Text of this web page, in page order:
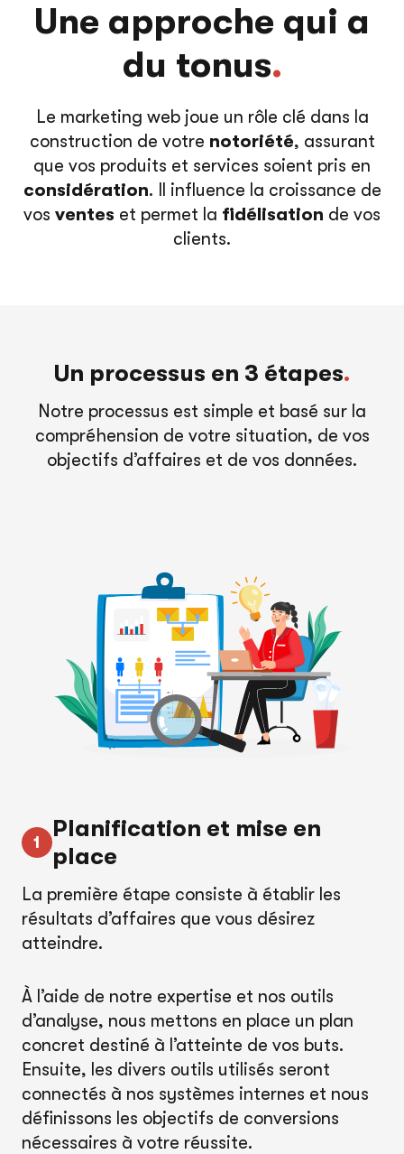
Une approche qui a
du tonus.
Le marketing web joue un rôle clé dans la
construction de votre notoriété, assurant
que vos produits et services soient pris en
considération. Il influence la croissance de
vos ventes et permet la fidélisation de vos
clients.
Un processus en 3 étapes.
Notre processus est simple et basé sur la
compréhension de votre situation, de vos
objectifs d’affaires et de vos données.
Planification et mise en
place
La première étape consiste à établir les
résultats d’affaires que vous désirez
atteindre.
À l’aide de notre expertise et nos outils
d’analyse, nous mettons en place un plan
concret destiné à l’atteinte de vos buts.
Ensuite, les divers outils utilisés seront
connectés à nos systèmes internes et nous
définissons les objectifs de conversions
nécessaires à votre réussite.